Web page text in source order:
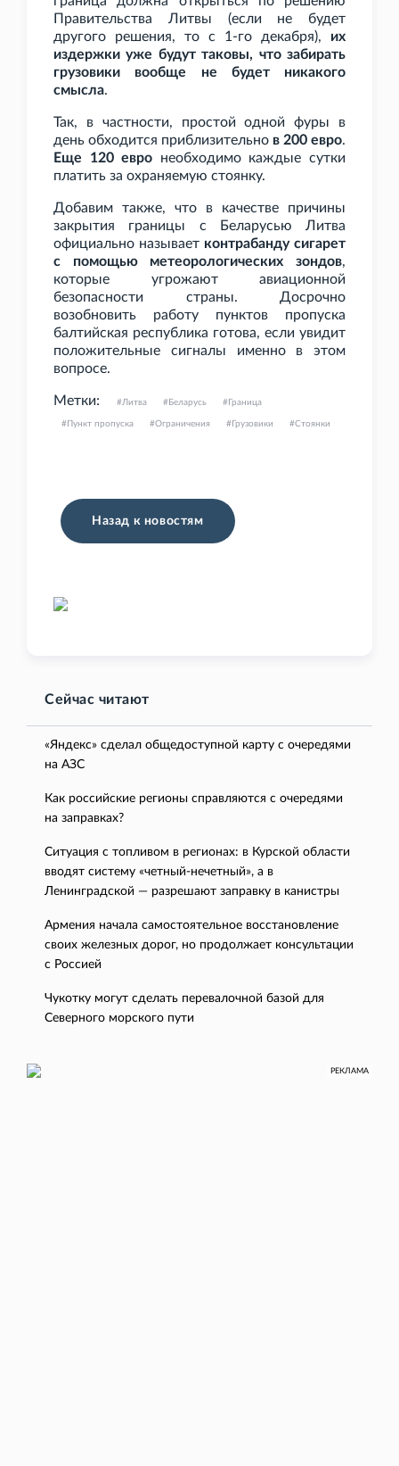
Правительства Литвы (если не будет
другого решения, то с 1-го декабря), их
издержки уже будут таковы, что забирать
грузовики вообще не будет никакого
смысла.
Так, в частности, простой одной фуры в
день обходится приблизительно в 200 евро.
Еще 120 евро необходимо каждые сутки
платить за охраняемую стоянку.
Добавим также, что в качестве причины
закрытия границы с Беларусью Литва
официально называет контрабанду сигарет
с помощью метеорологических зондов,
которые угрожают авиационной
безопасности страны. Досрочно
возобновить работу пунктов пропуска
балтийская республика готова, если увидит
положительные сигналы именно в этом
вопросе.
Метки: Литва Беларусь Граница
Пункт пропуска Ограничения Грузовики Стоянки
Назад к новостям
Сейчас читают
«Яндекс» сделал общедоступной карту с очередями
на АЗС
Как российские регионы справляются с очередями
на заправках?
Ситуация с топливом в регионах: в Курской области
вводят систему «четный-нечетный», а в
Ленинградской — разрешают заправку в канистры
Армения начала самостоятельное восстановление
своих железных дорог, но продолжает консультации
с Россией
Чукотку могут сделать перевалочной базой для
Северного морского пути
РЕКЛАМА